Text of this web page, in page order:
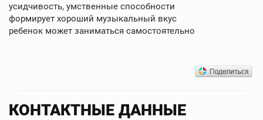
усидчивость, умственные способности
формирует хороший музыкальный вкус
ребенок может заниматься самостоятельно
КОНТАКТНЫЕ ДАННЫЕ